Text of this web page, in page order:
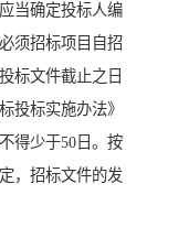
当确定投标人编
须招标项目自招
标文件截止之日
投标实施办法》
得少于50日。按
，招标文件的发